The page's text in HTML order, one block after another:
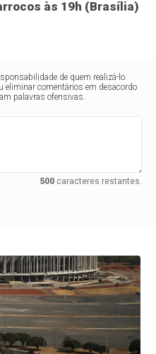
às 19h (Brasília)
de quem realizá-lo.
eliminar comentários em desacordo
palavras ofensivas.
500caracteres restantes.